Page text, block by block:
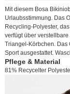
Mit diesem Bosa
Urlaubsstimmung. Das
Recycling-Polyester,
verfügt über
Triangel-Körbchen. Das
Sport ausgestattet.
Pflege & Material
81% Recycelter